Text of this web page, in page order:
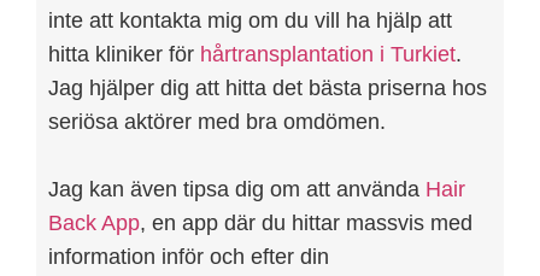
inte att kontakta mig om du vill ha hjälp att
hitta kliniker för hårtransplantation i Turkiet.
Jag hjälper dig att hitta det bästa priserna hos
seriösa aktörer med bra omdömen.
Jag kan även tipsa dig om att använda Hair
Back App, en app där du hittar massvis med
information inför och efter din